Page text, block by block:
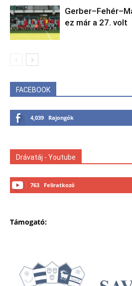
ez már a 27. volt
FACEBOOK
4,039 Rajongók
Drávatáj - Youtube
763 Feliratkozó
Támogató: